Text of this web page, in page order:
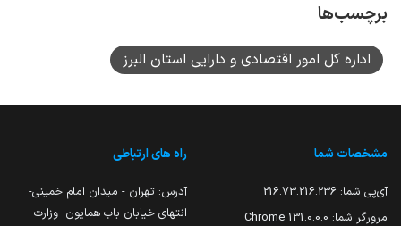
برچسب‌ها
اداره کل امور اقتصادی و دارایی استان البرز
مشخصات شما
آی‌پی شما: 216.73.216.236
مرورگر شما: 131.0.0.0 Chrome
راه های ارتباطی
آدرس: تهران - میدان امام خمینی-
انتهای خیابان باب همایون- وزارت